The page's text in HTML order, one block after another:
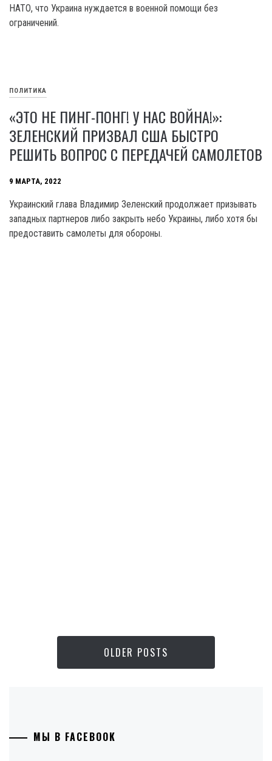
НАТО, что Украина нуждается в военной помощи без
ограничений.
ПОЛИТИКА
«ЭТО НЕ ПИНГ-ПОНГ! У НАС ВОЙНА!»:
ЗЕЛЕНСКИЙ ПРИЗВАЛ США БЫСТРО
РЕШИТЬ ВОПРОС С ПЕРЕДАЧЕЙ САМОЛЕТОВ
9 МАРТА, 2022
Украинский глава Владимир Зеленский продолжает призывать
западных партнеров либо закрыть небо Украины, либо хотя бы
предоставить самолеты для обороны.
OLDER POSTS
МЫ В FACEBOOK